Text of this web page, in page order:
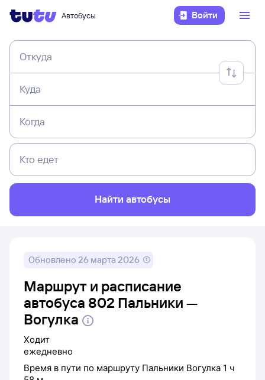
Автобусы Войти
Откуда
Куда
Когда
Кто едет
Найти автобусы
Обновлено 26 марта 2026
Маршрут и расписание
автобуса 802 Пальники —
Вогулка
Ходит
ежедневно
Время в пути по маршруту Пальники Вогулка 1 ч